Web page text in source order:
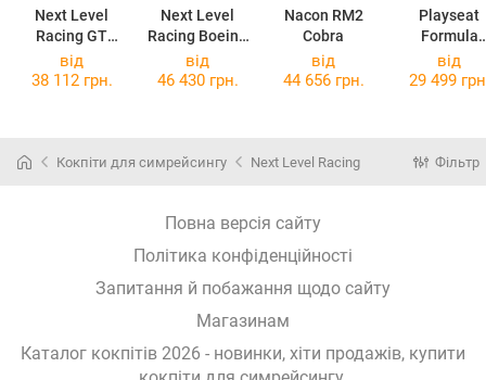
Next Level
Racing GT
Track
Next Level
Racing Boeing
Military
Nacon RM2
Cobra
Playseat
Formula
Instinct F1
Edition
від
38 112 грн.
від
46 430 грн.
від
44 656 грн.
від
29 499
Кокпіти для симрейсингу Next Level Racing Фільтр
Повна версія сайту
Політика конфіденційності
Запитання й побажання щодо сайту
Магазинам
Каталог кокпітів 2026 - новинки, хіти продажів, купити